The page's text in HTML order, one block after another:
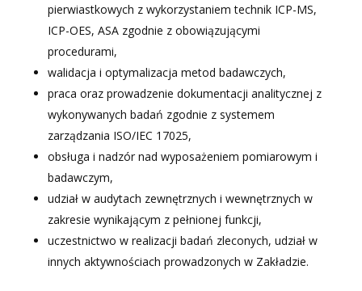
pierwiastkowych z wykorzystaniem technik ICP-MS,
ICP-OES, ASA zgodnie z obowiązującymi
procedurami,
walidacja i optymalizacja metod badawczych,
praca oraz prowadzenie dokumentacji analitycznej z
wykonywanych badań zgodnie z systemem
zarządzania ISO/IEC 17025,
obsługa i nadzór nad wyposażeniem pomiarowym i
badawczym,
udział w audytach zewnętrznych i wewnętrznych w
zakresie wynikającym z pełnionej funkcji,
uczestnictwo w realizacji badań zleconych, udział w
innych aktywnościach prowadzonych w Zakładzie.